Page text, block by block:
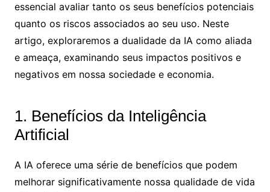
essencial avaliar tanto os seus benefícios potenciais
quanto os riscos associados ao seu uso. Neste
artigo, exploraremos a dualidade da IA como aliada
e ameaça, examinando seus impactos positivos e
negativos em nossa sociedade e economia.
1. Benefícios da Inteligência
Artificial
A IA oferece uma série de benefícios que podem
melhorar significativamente nossa qualidade de vida